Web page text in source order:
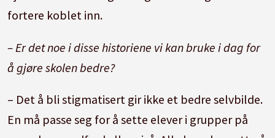
fortere koblet inn.
– Er det noe i disse historiene vi kan bruke i dag for
å gjøre skolen bedre?
– Det å bli stigmatisert gir ikke et bedre selvbilde.
En må passe seg for å sette elever i grupper på